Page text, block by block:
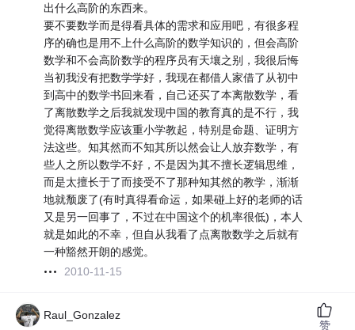
出什么高阶的东西来。
要不要数学而是得看具体的需求和应用吧，有很多程
序的确也是用不上什么高阶的数学知识的，但会高阶
数学和不会高阶数学的程序员有天壤之别，我很后悔
当初我没有把数学学好，我现在都借人家借了从初中
到高中的数学书回来看，自己还买了本离散数学，看
了离散数学之后我就发现中国的教育真的是不行，我
觉得离散数学应该重小学教起，特别是命题、证明方
法这些。知其然而不知其所以然会让人放弃数学，有
些人之所以数学不好，不是因为其不擅长逻辑思维，
而是太擅长于了而接受不了那种知其然的教学，渐渐
地就颓废了(有时真得看命运，如果碰上好的老师的话
又是另一回事了，不过在中国这个的机率很低)，本人
就是如此的不幸，但自从我看了点离散数学之后就有
一种豁然开朗的感觉。
2010-11-15
Raul_Gonzalez
赞